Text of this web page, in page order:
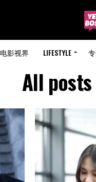
电影视界 LIFESTYLE
All